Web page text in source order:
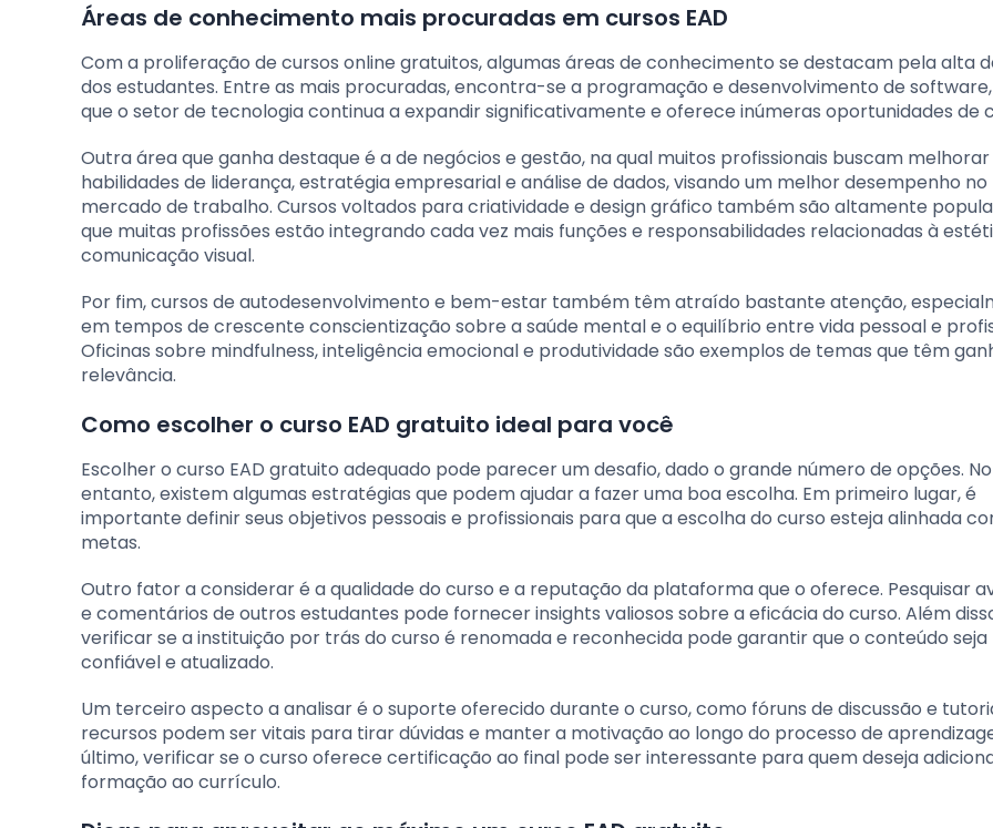
Áreas de conhecimento mais procuradas em cursos EAD
Com a proliferação de cursos online gratuitos, algumas áreas de conhecimento se destacam pela alta
dos estudantes. Entre as mais procuradas, encontra-se a programação e desenvolvimento de
que o setor de tecnologia continua a expandir significativamente e oferece inúmeras oportunidades de
Outra área que ganha destaque é a de negócios e gestão, na qual muitos profissionais buscam melhorar
habilidades de liderança, estratégia empresarial e análise de dados, visando um melhor desempenho no
mercado de trabalho. Cursos voltados para criatividade e design gráfico também são altamente
que muitas profissões estão integrando cada vez mais funções e responsabilidades relacionadas à
comunicação visual.
Por fim, cursos de autodesenvolvimento e bem-estar também têm atraído bastante atenção,
em tempos de crescente conscientização sobre a saúde mental e o equilíbrio entre vida pessoal e
Oficinas sobre mindfulness, inteligência emocional e produtividade são exemplos de temas que têm
relevância.
Como escolher o curso EAD gratuito ideal para você
Escolher o curso EAD gratuito adequado pode parecer um desafio, dado o grande número de opções. No
entanto, existem algumas estratégias que podem ajudar a fazer uma boa escolha. Em primeiro lugar, é
importante definir seus objetivos pessoais e profissionais para que a escolha do curso esteja alinhada
metas.
Outro fator a considerar é a qualidade do curso e a reputação da plataforma que o oferece. Pesquisar
e comentários de outros estudantes pode fornecer insights valiosos sobre a eficácia do curso. Além
verificar se a instituição por trás do curso é renomada e reconhecida pode garantir que o conteúdo seja
confiável e atualizado.
Um terceiro aspecto a analisar é o suporte oferecido durante o curso, como fóruns de discussão e
recursos podem ser vitais para tirar dúvidas e manter a motivação ao longo do processo de
último, verificar se o curso oferece certificação ao final pode ser interessante para quem deseja
formação ao currículo.